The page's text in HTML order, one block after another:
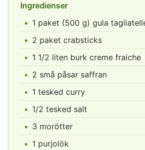
Ingredienser
1 paket (500 g) gula
2 paket crabsticks
1 1/2 liten burk creme fraiche
2 små påsar saffran
1 tesked curry
1/2 tesked salt
3 morötter
1 purjolök